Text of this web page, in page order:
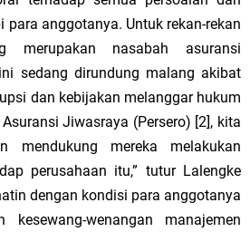
anggotanya. Untuk rekan-rekan
merupakan nasabah asuransi
sedang dirundung malang akibat
dan kebijakan melanggar hukum
Jiwasraya (Persero) [2], kita
mendukung mereka melakukan
perusahaan itu,” tutur Lalengke
dengan kondisi para anggotanya
wenangan manajemen